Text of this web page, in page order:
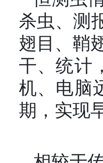
杀虫、测
翅目、鞘
干、统计
机、电脑
期，实现